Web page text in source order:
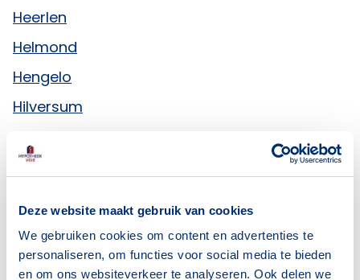
Deze website maakt gebruik van cookies
We gebruiken cookies om content en advertenties te
personaliseren, om functies voor social media te bieden
en om ons websiteverkeer te analyseren. Ook delen we
Heerlen
Helmond
Hengelo
Hilversum
Hoorn
Hypotheekadvies in Rotterdam
Hypotheekadvies in Vlissingen